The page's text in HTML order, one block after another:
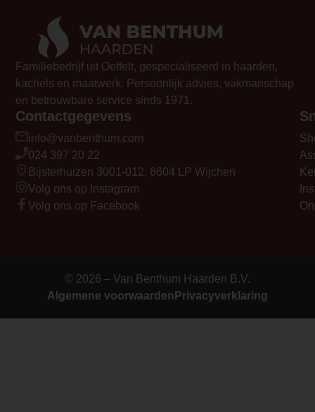
Familiebedrijf uit Oeffelt, gespecialiseerd in haarden,
kachels en maatwerk. Persoonlijk advies, vakmanschap
en betrouwbare service sinds 1971.
Contactgegevens
info@vanbenthum.com
024 397 20 22
Bijsterhuizen 3001-012, 6604 LP Wijchen
Volg ons op Instagram
Volg ons op Facebook
© 2026 – Van Benthum Haarden B.V.
Algemene voorwaarden Privacyverklaring